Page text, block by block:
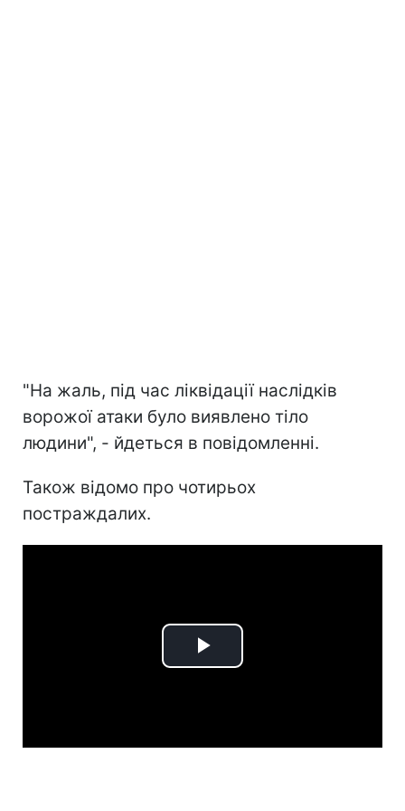
"На жаль, під час ліквідації наслідків
ворожої атаки було виявлено тіло
людини", - йдеться в повідомленні.
Також відомо про чотирьох
постраждалих.
Play